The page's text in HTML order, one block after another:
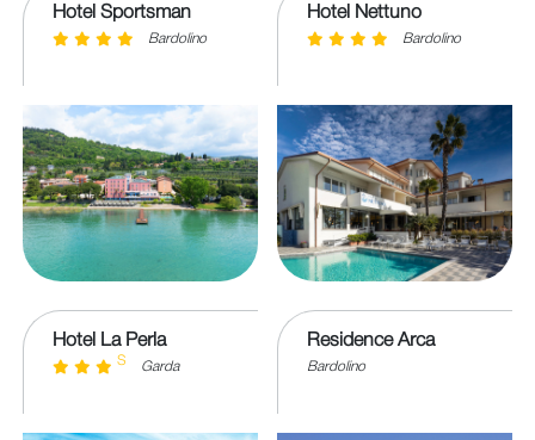
Hotel Sportsman
Bardolino
Hotel Nettuno
Bardolino
Hotel La Perla
S Garda
Residence Arca
Bardolino